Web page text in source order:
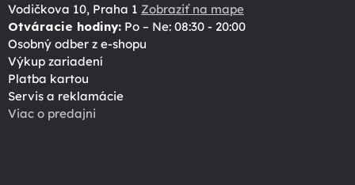
Vodičkova 10, Praha 1 Zobraziť na mape
Otváracie hodiny: Po – Ne: 08:30 - 20:00
Osobný odber z e-shopu
Výkup zariadení
Platba kartou
Servis a reklamácie
Viac o predajni